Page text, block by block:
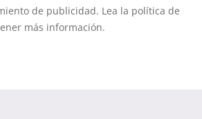
de publicidad. Lea la política de
más información.